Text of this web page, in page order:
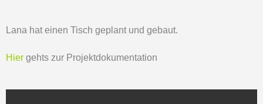
Lana hat einen Tisch geplant und gebaut.
Hier gehts zur Projektdokumentation